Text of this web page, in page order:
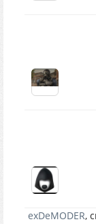
exDeMODER,